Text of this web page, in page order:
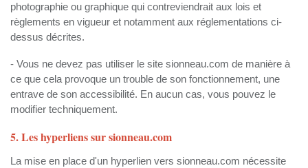
photographie ou graphique qui contreviendrait aux lois et
règlements en vigueur et notamment aux réglementations ci-
dessus décrites.
- Vous ne devez pas utiliser le site sionneau.com de manière à
ce que cela provoque un trouble de son fonctionnement, une
entrave de son accessibilité. En aucun cas, vous pouvez le
modifier techniquement.
5. Les hyperliens sur sionneau.com
La mise en place d'un hyperlien vers sionneau.com nécessite